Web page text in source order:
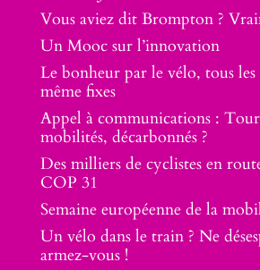
Vous aviez dit Brompton ?
Un Mooc sur l’innovation
Le bonheur par le vélo, tous les
même fixes
Appel à communications :
mobilités, décarbonnés ?
Des milliers de cyclistes en
COP 31
Semaine européenne de la
Un vélo dans le train ? Ne
armez-vous !